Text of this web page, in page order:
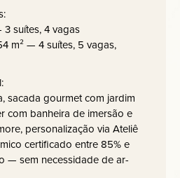
3 suítes, 4 vagas
m² — 4 suítes, 5 vagas,
sacada gourmet com jardim
com banheira de imersão e
personalização via Ateliê
certificado entre 85% e
— sem necessidade de ar-